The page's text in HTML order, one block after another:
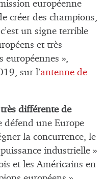
européenne
créer des champions,
un signe terrible
et très
européennes »,
sur l’antenne de
différente de
défend une Europe
la concurrence, le
industrielle »
et les Américains en